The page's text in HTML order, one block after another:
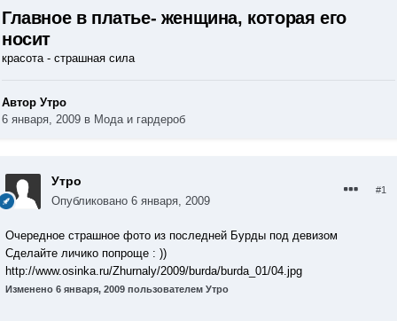
Главное в платье- женщина, которая его
носит
красота - страшная сила
Автор Утро
6 января, 2009 в Мода и гардероб
Утро
Опубликовано 6 января, 2009
#1
Очередное страшное фото из последней Бурды под девизом
Сделайте личико попроще : ))
http://www.osinka.ru/Zhurnaly/2009/burda/burda_01/04.jpg
Изменено 6 января, 2009 пользователем Утро